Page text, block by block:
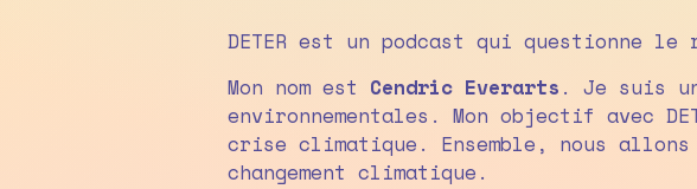
DETER est un podcast qui questionne
Mon nom est Cendric Everarts . Je suis
environnementales. Mon objectif avec
crise climatique. Ensemble, nous allons
changement climatique.